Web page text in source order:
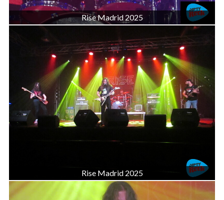
Rise Madrid 2025
Rise Madrid 2025